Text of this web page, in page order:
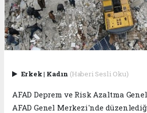
Erkek| Kadın (Haberi Sesli Oku)
AFAD Deprem ve Risk Azaltma
AFAD Genel Merkezi'nde